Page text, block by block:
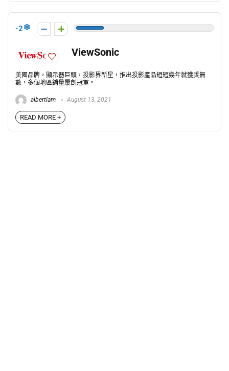
-2
ViewSonic
美國品牌，顯示器巨頭，投影界新星，推出投影產品短短幾年就獲獎無
數，多個地區銷量屢創冠軍。
albertlam August 13, 2021
READ MORE +